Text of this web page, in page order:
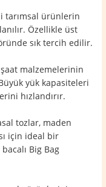
tarımsal ürünlerin
Özellikle üst
sık tercih edilir.
malzemelerinin
yük kapasiteleri
hızlandırır.
tozlar, maden
için ideal bir
Big Bag